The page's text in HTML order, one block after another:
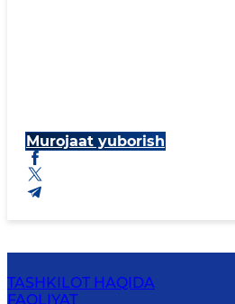
Murojaat yuborish
TASHKILOT HAQIDA
FAOLIYAT